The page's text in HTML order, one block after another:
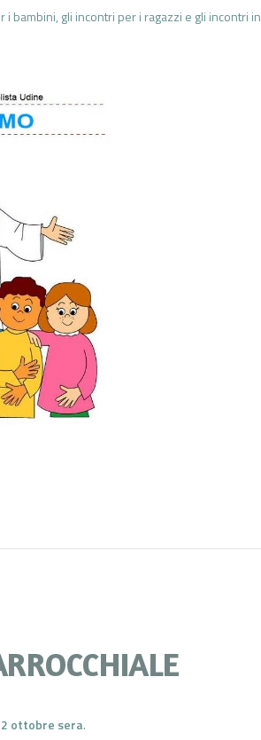
bambini, gli incontri per i ragazzi e gli incontri in
ottobre sera.